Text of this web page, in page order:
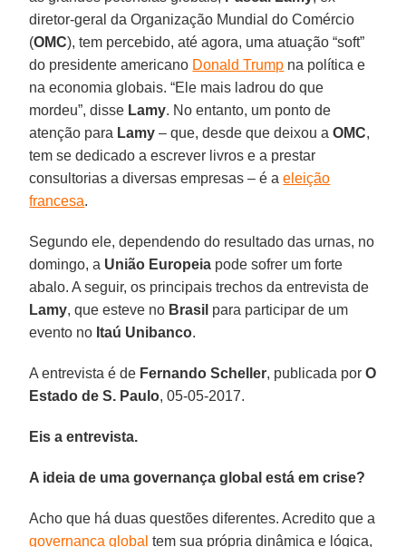
diretor-geral da Organização Mundial do Comércio
(OMC), tem percebido, até agora, uma atuação “soft”
do presidente americano Donald Trump na política e
na economia globais. “Ele mais ladrou do que
mordeu”, disse Lamy. No entanto, um ponto de
atenção para Lamy – que, desde que deixou aOMC,
tem se dedicado a escrever livros e a prestar
consultorias a diversas empresas – é aeleição
francesa.
Segundo ele, dependendo do resultado das urnas, no
domingo, a União Europeia pode sofrer um forte
abalo. A seguir, os principais trechos da entrevista de
Lamy, que esteve no Brasil para participar de um
evento no Itaú Unibanco.
A entrevista é de Fernando Scheller, publicada porO
Estado de S. Paulo, 05-05-2017.
Eis a entrevista.
A ideia de uma governança global está em crise?
Acho que há duas questões diferentes. Acredito que a
governança global tem sua própria dinâmica e lógica,